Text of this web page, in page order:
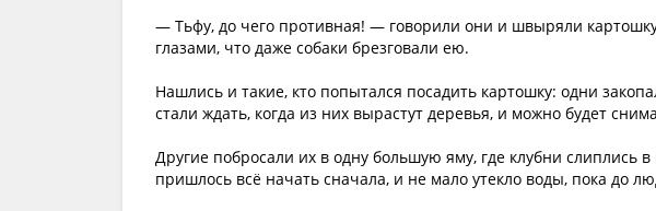
— Тьфу, до чего противная! — говорили они и швыряли
глазами, что даже собаки брезговали ею.
Нашлись и такие, кто попытался посадить картошку: одни
стали ждать, когда из них вырастут деревья, и можно будет
Другие побросали их в одну большую яму, где клубни слиплись
пришлось всё начать сначала, и не мало утекло воды, пока до